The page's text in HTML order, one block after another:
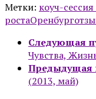
Метки: коуч-
ростаОренбург
Следующая
Чувства,
Предыдущая
(2013, май)